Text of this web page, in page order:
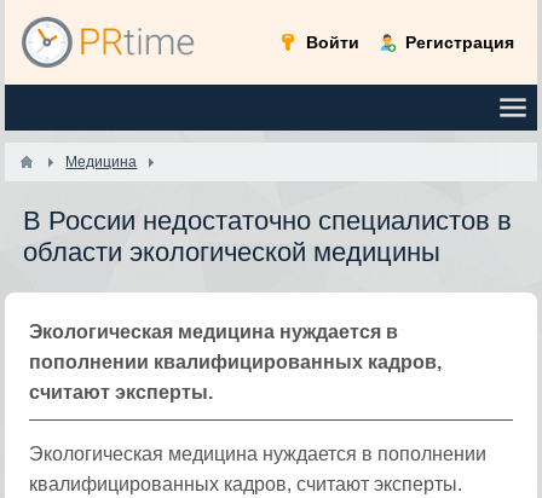
Войти Регистрация
Медицина
В России недостаточно специалистов в
области экологической медицины
Экологическая медицина нуждается в
пополнении квалифицированных кадров,
считают эксперты.
Экологическая медицина нуждается в пополнении
квалифицированных кадров, считают эксперты.